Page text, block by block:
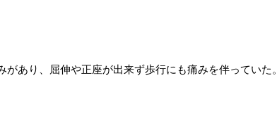
があり、屈伸や正座が出来ず歩行にも痛みを伴っていた。